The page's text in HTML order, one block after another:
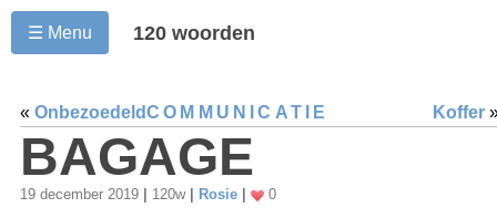
☰ Menu 120 woorden
« Onbezoedeld Koffer
COMMUNICATIE
BAGAGE
19 december 2019 120w Rosie 0